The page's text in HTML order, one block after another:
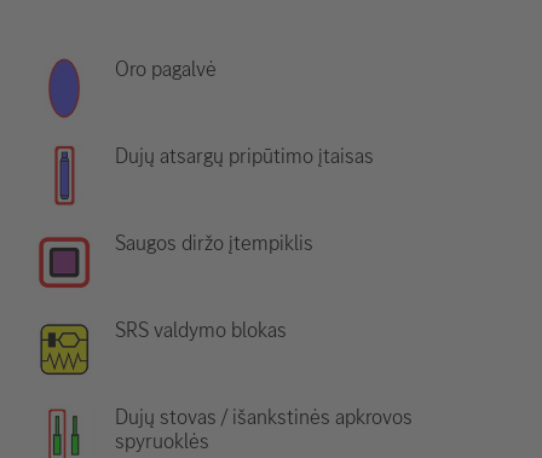
Oro pagalvė
Dujų atsargų pripūtimo įtaisas
Saugos diržo įtempiklis
SRS valdymo blokas
Dujų stovas / išankstinės apkrovos
spyruoklės